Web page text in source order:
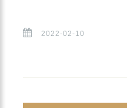
2022-02-10